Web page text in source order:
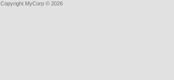
Copyright MyCorp © 2026